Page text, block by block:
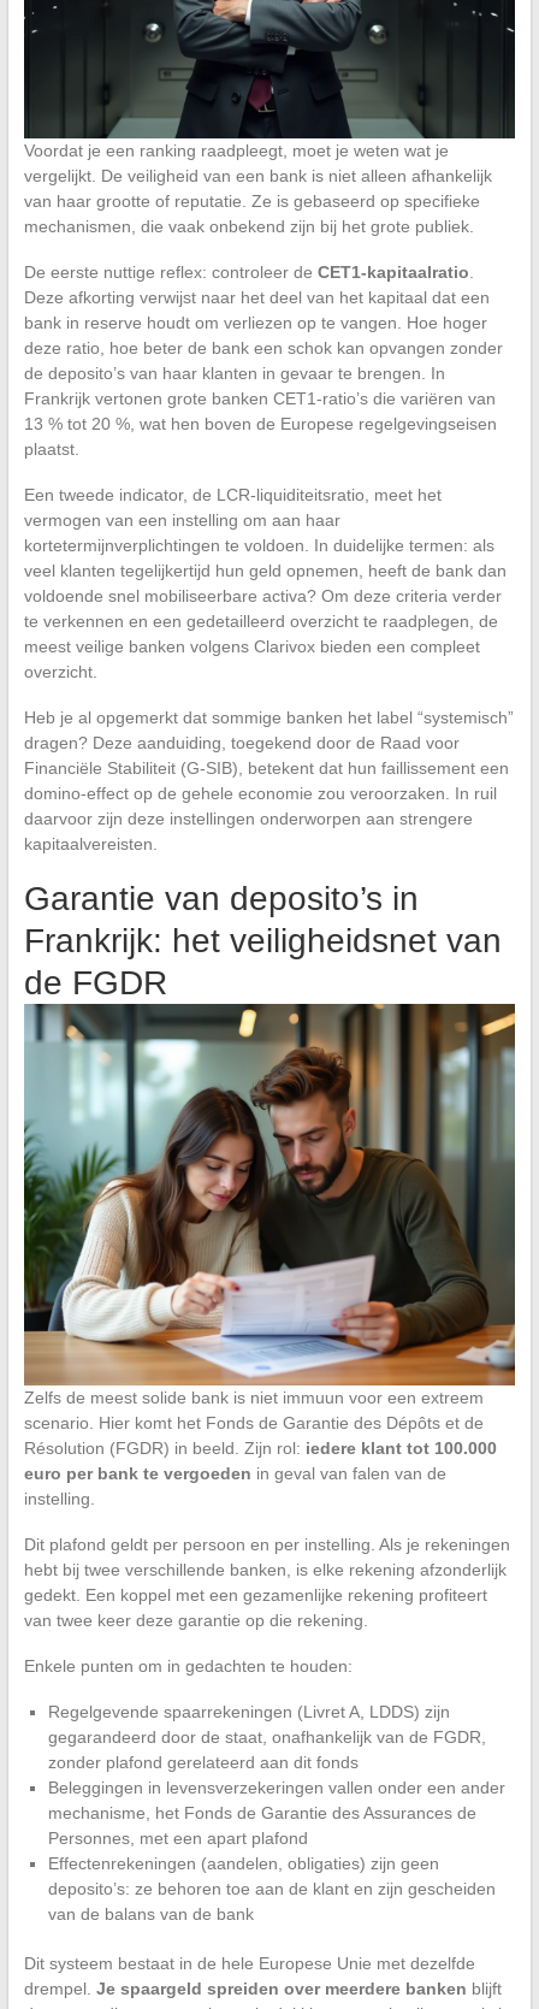
Voordat je een ranking raadpleegt, moet je weten wat je
vergelijkt. De veiligheid van een bank is niet alleen afhankelijk
van haar grootte of reputatie. Ze is gebaseerd op specifieke
mechanismen, die vaak onbekend zijn bij het grote publiek.
De eerste nuttige reflex: controleer de CET1-kapitaalratio
Deze afkorting verwijst naar het deel van het kapitaal dat een
bank in reserve houdt om verliezen op te vangen. Hoe hoger
deze ratio, hoe beter de bank een schok kan opvangen zonder
de deposito’s van haar klanten in gevaar te brengen. In
Frankrijk vertonen grote banken CET1-ratio’s die variëren van
13 % tot 20 %, wat hen boven de Europese regelgevingseisen
plaatst.
Een tweede indicator, de LCR-liquiditeitsratio, meet het
vermogen van een instelling om aan haar
kortetermijnverplichtingen te voldoen. In duidelijke termen: als
veel klanten tegelijkertijd hun geld opnemen, heeft de bank dan
voldoende snel mobiliseerbare activa? Om deze criteria verder
te verkennen en een gedetailleerd overzicht te raadplegen, de
meest veilige banken volgens Clarivox bieden een compleet
overzicht.
Heb je al opgemerkt dat sommige banken het label “systemisch”
dragen? Deze aanduiding, toegekend door de Raad voor
Financiële Stabiliteit (G-SIB), betekent dat hun faillissement een
domino-effect op de gehele economie zou veroorzaken. In ruil
daarvoor zijn deze instellingen onderworpen aan strengere
kapitaalvereisten.
Garantie van deposito’s in
Frankrijk: het veiligheidsnet van
de FGDR
Zelfs de meest solide bank is niet immuun voor een extreem
scenario. Hier komt het Fonds de Garantie des Dépôts et de
Résolution (FGDR) in beeld. Zijn rol: iedere klant tot 100.000
euro per bank te vergoeden in geval van falen van de
instelling.
Dit plafond geldt per persoon en per instelling. Als je rekeningen
hebt bij twee verschillende banken, is elke rekening afzonderlijk
gedekt. Een koppel met een gezamenlijke rekening profiteert
van twee keer deze garantie op die rekening.
Enkele punten om in gedachten te houden:
Regelgevende spaarrekeningen (Livret A, LDDS) zijn
gegarandeerd door de staat, onafhankelijk van de FGDR,
zonder plafond gerelateerd aan dit fonds
Beleggingen in levensverzekeringen vallen onder een ander
mechanisme, het Fonds de Garantie des Assurances de
Personnes, met een apart plafond
Effectenrekeningen (aandelen, obligaties) zijn geen
deposito’s: ze behoren toe aan de klant en zijn gescheiden
van de balans van de bank
Dit systeem bestaat in de hele Europese Unie met dezelfde
drempel. Je spaargeld spreiden over meerdere banken blijft